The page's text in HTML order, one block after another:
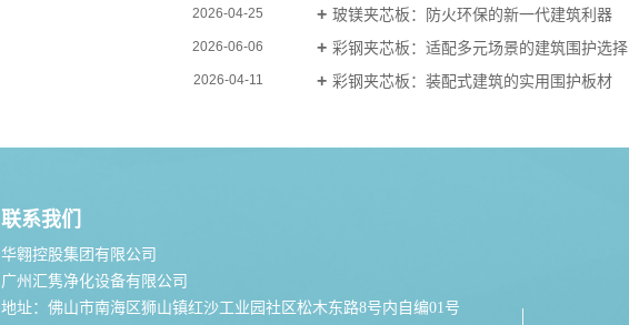
2026-04-25 玻镁夹芯板：防火环保的新一代建筑利器
2026-06-06 彩钢夹芯板：适配多元场景的建筑围护选择
2026-04-11 彩钢夹芯板：装配式建筑的实用围护板材
联系我们
华翱控股集团有限公司
广州汇隽净化设备有限公司
地址：佛山市南海区狮山镇红沙工业园社区松木东路8号内自编01号